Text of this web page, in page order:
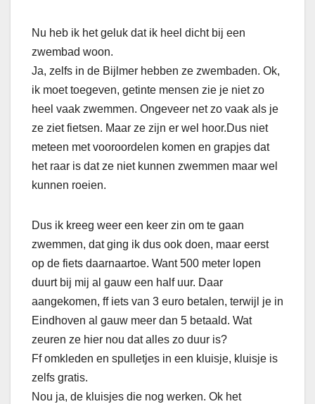
Nu heb ik het geluk dat ik heel dicht bij een
zwembad woon.
Ja, zelfs in de Bijlmer hebben ze zwembaden. Ok,
ik moet toegeven, getinte mensen zie je niet zo
heel vaak zwemmen. Ongeveer net zo vaak als je
ze ziet fietsen. Maar ze zijn er wel hoor.Dus niet
meteen met vooroordelen komen en grapjes dat
het raar is dat ze niet kunnen zwemmen maar wel
kunnen roeien.
Dus ik kreeg weer een keer zin om te gaan
zwemmen, dat ging ik dus ook doen, maar eerst
op de fiets daarnaartoe. Want 500 meter lopen
duurt bij mij al gauw een half uur. Daar
aangekomen, ff iets van 3 euro betalen, terwijl je in
Eindhoven al gauw meer dan 5 betaald. Wat
zeuren ze hier nou dat alles zo duur is?
Ff omkleden en spulletjes in een kluisje, kluisje is
zelfs gratis.
Nou ja, de kluisjes die nog werken. Ok het